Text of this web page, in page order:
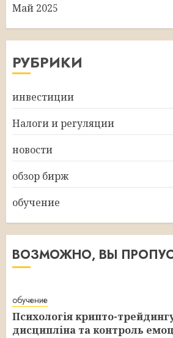
Май 2025
РУБРИКИ
инвестиции
Налоги и регуляции
новости
обзор бирж
обучение
ВОЗМОЖНО, ВЫ
обучение
Психологія крипто-
дисципліна та контроль